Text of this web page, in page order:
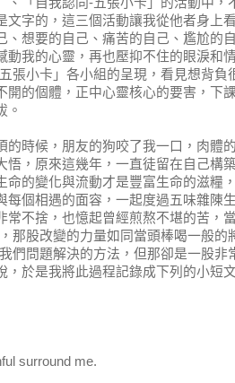
文字的，這三個活動讓我從他者身上
、想要的自己、痛苦的自己、尷尬的
動我的心靈，再也壓抑不住的眼淚和
張小卡」各小組的呈現，看見想背負
開的個體，正中心靈核心的要害，下
。
的時候，朋友的狗咬了我一口，肉體
悟，原來這幾年，一直徒留在自己構
命的變化與流動才是豐富生命的滋糧
每個相遇的面容，一起度過五味雜陳
常不捨，也憶起曾經煎熬不堪的苦，
那股改變的力量如同當頭棒喝一般的
們問題解決的方法，但那卻是一股非
，於是我將此過程記錄成下列的小短
surround me.